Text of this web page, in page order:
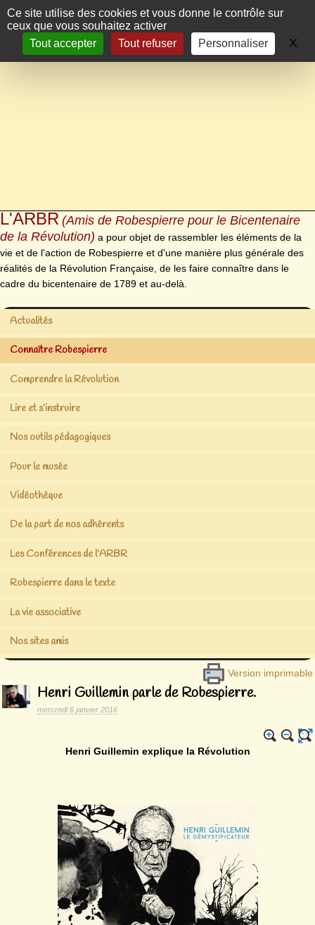
Panneau de gestion des cookies
Ce site utilise des cookies et vous donne le contrôle sur
ceux que vous souhaitez activer
Tout accepter
Tout refuser Personnaliser X
L'ARBR (Amis de Robespierre pour le Bicentenaire
de la Révolution) a pour objet de rassembler les éléments de la
vie et de l'action de Robespierre et d'une manière plus générale des
réalités de la Révolution Française, de les faire connaître dans le
cadre du bicentenaire de 1789 et au-delà.
Actualités
Connaître Robespierre
Comprendre la Révolution
Lire et s’instruire
Nos outils pédagogiques
Pour le musée
Vidéothèque
De la part de nos adhérents
Les Conférences de l’ARBR
Robespierre dans le texte
La vie associative
Nos sites amis
Version imprimable
Henri Guillemin parle de Robespierre.
mercredi 6 janvier 2016
Henri Guillemin explique la Révolution